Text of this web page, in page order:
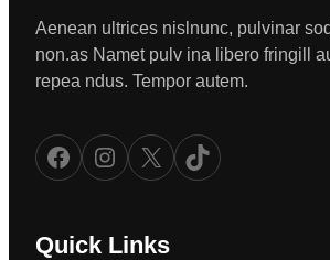
Aenean ultrices nislnunc, pulvinar
non.as Namet pulv ina libero fringill
repea ndus. Tempor autem.
Facebook Instagram X TikTok
Quick Links